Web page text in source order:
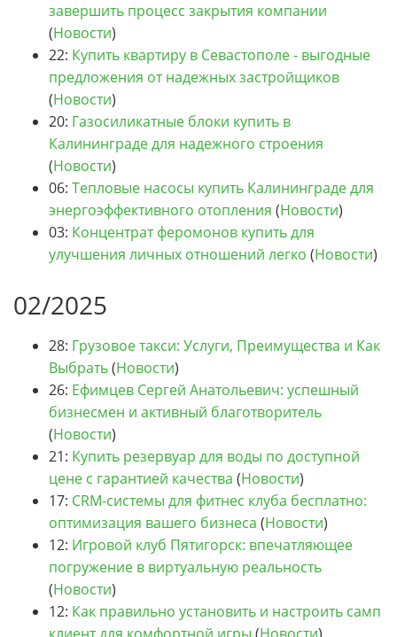
завершить процесс закрытия компании
(Новости)
22: Купить квартиру в Севастополе - выгодные
предложения от надежных застройщиков
(Новости)
20: Газосиликатные блоки купить в
Калининграде для надежного строения
(Новости)
06: Тепловые насосы купить Калининграде для
энергоэффективного отопления (Новости)
03: Концентрат феромонов купить для
улучшения личных отношений легко (Новости)
02/2025
28: Грузовое такси: Услуги, Преимущества и Как
Выбрать(Новости)
26: Ефимцев Сергей Анатольевич: успешный
бизнесмен и активный благотворитель
(Новости)
21: Купить резервуар для воды по доступной
цене с гарантией качества (Новости)
17: CRM-системы для фитнес клуба бесплатно:
оптимизация вашего бизнеса (Новости)
12: Игровой клуб Пятигорск: впечатляющее
погружение в виртуальную реальность
(Новости)
12: Как правильно установить и настроить самп